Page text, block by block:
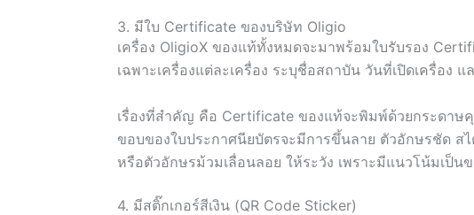
3. มีใบ Certificate ของบริษัท Oligio
เครื่อง OligioX ของแท้ทั้งหมดจะมาพร้อมใบรับรอง
เฉพาะเครื่องแต่ละเครื่อง ระบุชื่อสถาบัน วันที่เปิดเครื่อง
เรื่องที่สำคัญ คือ Certificate ของแท้จะพิมพ์ด้วยกระดา
ขอบของใบประกาศนียบัตรจะมีการขึ้นลาย ตัวอักษรชัด ส
หรือตัวอักษรม้วมเลื่อนลอย ให้ระวัง เพราะมีแนวโน้มเป็น
4. มีสติ๊กเกอร์สีเงิน (QR Code Sticker)